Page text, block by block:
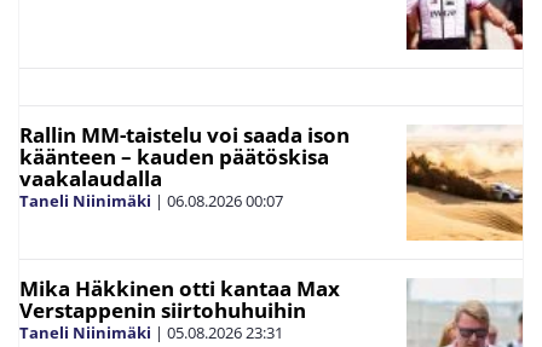
Rallin MM-taistelu voi saada ison
käänteen – kauden päätöskisa
vaakalaudalla
Taneli Niinimäki | 06.08.202600:07
Mika Häkkinen otti kantaa Max
Verstappenin siirtohuhuihin
Taneli Niinimäki | 05.08.202623:31